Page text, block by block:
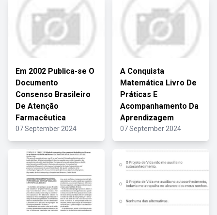
Em 2002 Publica-se O
Documento
Consenso Brasileiro
De Atenção
Farmacêutica
07 September 2024
A Conquista
Matemática Livro De
Práticas E
Acompanhamento Da
Aprendizagem
07 September 2024